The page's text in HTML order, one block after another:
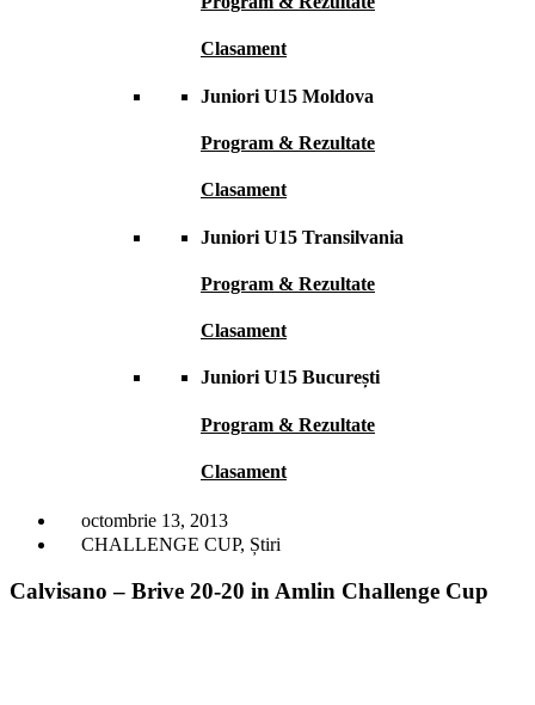
Clasament
Juniori U15 Moldova
Program & Rezultate
Clasament
Juniori U15 Transilvania
Program & Rezultate
Clasament
Juniori U15 București
Program & Rezultate
Clasament
octombrie 13, 2013
CHALLENGE CUP, Știri
Calvisano – Brive 20-20 in Amlin Challenge Cup